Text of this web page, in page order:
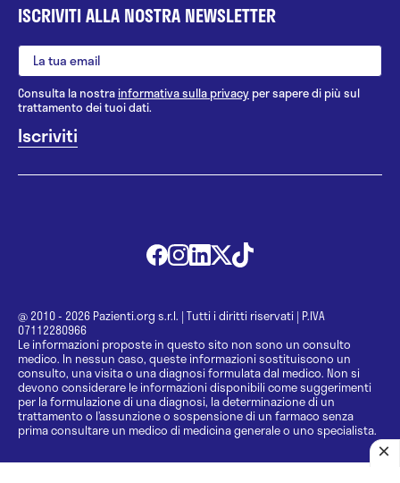
ISCRIVITI ALLA NOSTRA NEWSLETTER
Consulta la nostrainformativa sulla privacy per sapere di più sul
trattamento dei tuoi dati.
@ 2010 - 2026 Pazienti.org s.r.l. | Tutti i diritti riservati | P.IVA
07112280966
Le informazioni proposte in questo sito non sono un consulto
medico. In nessun caso, queste informazioni sostituiscono un
consulto, una visita o una diagnosi formulata dal medico. Non si
devono considerare le informazioni disponibili come suggerimenti
per la formulazione di una diagnosi, la determinazione di un
trattamento o l’assunzione o sospensione di un farmaco senza
prima consultare un medico di medicina generale o uno specialista.